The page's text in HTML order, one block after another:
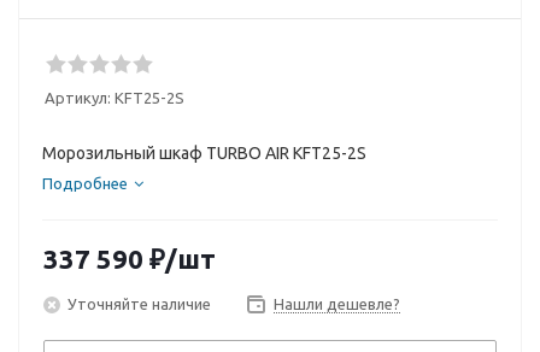
Артикул: KFT25-2S
Морозильный шкаф TURBO AIR KFT25-2S
Подробнее
337 590 ₽/шт
Уточняйте наличие Нашли дешевле?